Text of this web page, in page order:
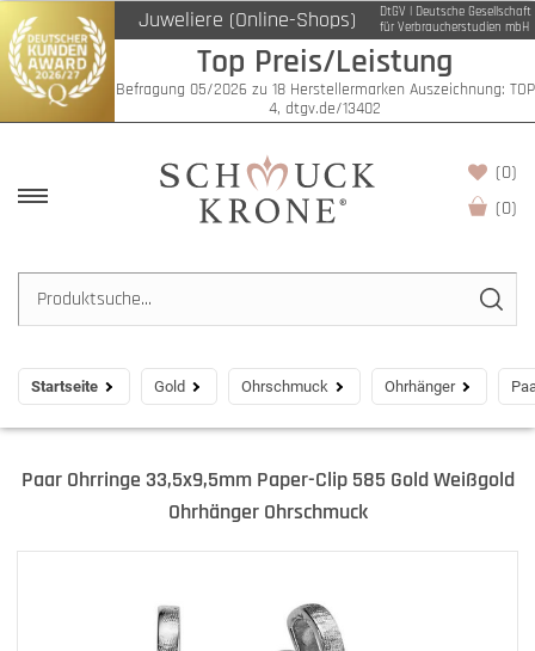
Juweliere (Online-Shops)
DtGV | Deutsche Gesellschaft
für Verbraucherstudien mbH
Top Preis/Leistung
Befragung 05/2026 zu 18 Herstellermarken Auszeichnung: TOP
4, dtgv.de/13402
(0)
(0)
Startseite Gold Ohrschmuck Ohrhänger
Paar Ohrringe 33,5x9,5mm Paper-Clip 585 Gold Weißgold
Ohrhänger Ohrschmuck